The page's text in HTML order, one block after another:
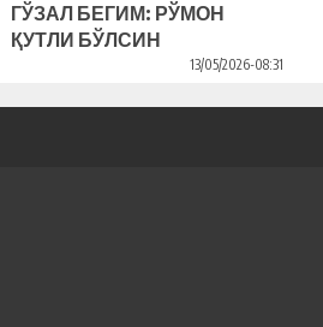
ГЎЗАЛ БЕГИМ: РЎМОН
ҚУТЛИ БЎЛСИН
13/05/2026-08:31